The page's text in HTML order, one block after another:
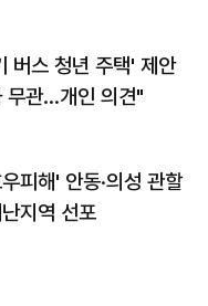
버스 청년 주택' 제안
무관…개인 의견"
피해' 안동·의성 관할
지역 선포